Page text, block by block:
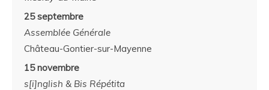
25 septembre
Assemblée Générale
Château-Gontier-sur-Mayenne
15 novembre
s[i]nglish & Bis Répétita